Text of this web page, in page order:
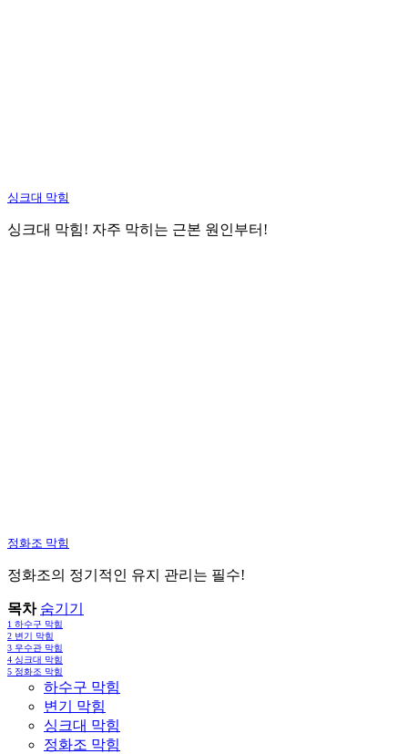
싱크대 막힘
싱크대 막힘! 자주 막히는 근본 원인부터!
정화조 막힘
정화조의 정기적인 유지 관리는 필수!
목차 숨기기
1 하수구 막힘
2 변기 막힘
3 우수관 막힘
4 싱크대 막힘
5 정화조 막힘
하수구 막힘
변기 막힘
싱크대 막힘
정화조 막힘